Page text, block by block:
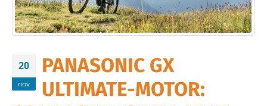
20
nov
PANASONIC GX
ULTIMATE-MOTOR: